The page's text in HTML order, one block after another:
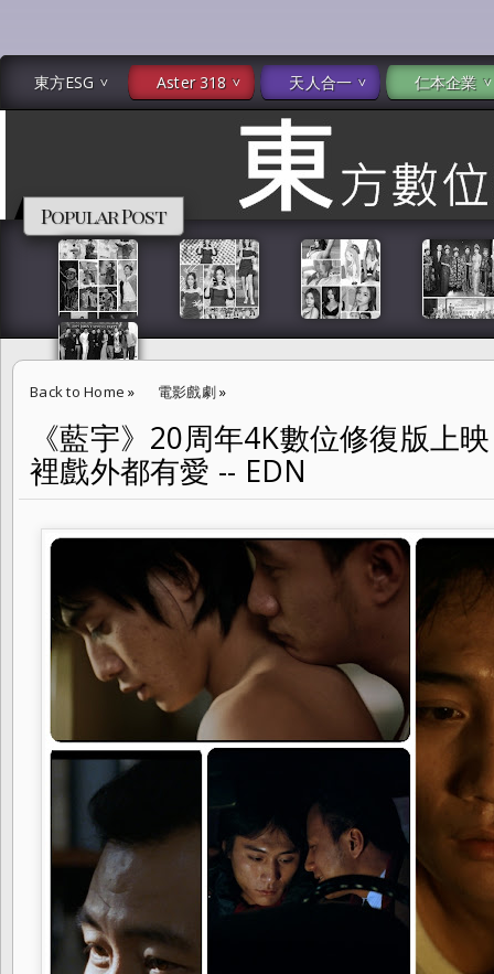
東方ESG Aster 318 天人合一 仁本企業
Popular Post
Back to Home » 電影戲劇»
《藍宇》20周年4K數位修復版上映 劉燁坦言為胡軍接演 戲裡戲外都有
《藍宇》20周年4K數位修復版上
裡戲外都有愛 -- EDN